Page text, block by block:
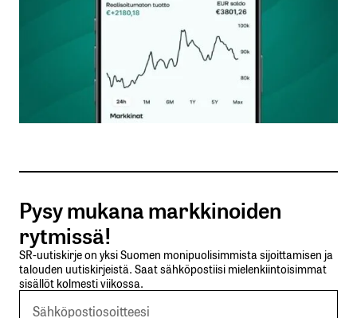
Nimesi tai nimimerkkisi
Sähköpostiosoitteesi
Tilaa SalkunRakentajan uutiskirje
Lähetä kommentti
Pysy mukana markkinoiden
rytmissä!
SR-uutiskirje on yksi Suomen monipuolisimmista sijoittamisen ja
talouden uutiskirjeistä. Saat sähköpostiisi mielenkiintoisimmat
sisällöt kolmesti viikossa.